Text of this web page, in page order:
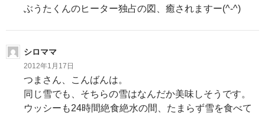
ぶうたくんのヒーター独占の図、癒されますー(^-^)
シロママ
2012年1月17日
つまさん、こんばんは。
同じ雪でも、そちらの雪はなんだか美味しそうです。
ウッシーも24時間絶食絶水の間、たまらず雪を食べて